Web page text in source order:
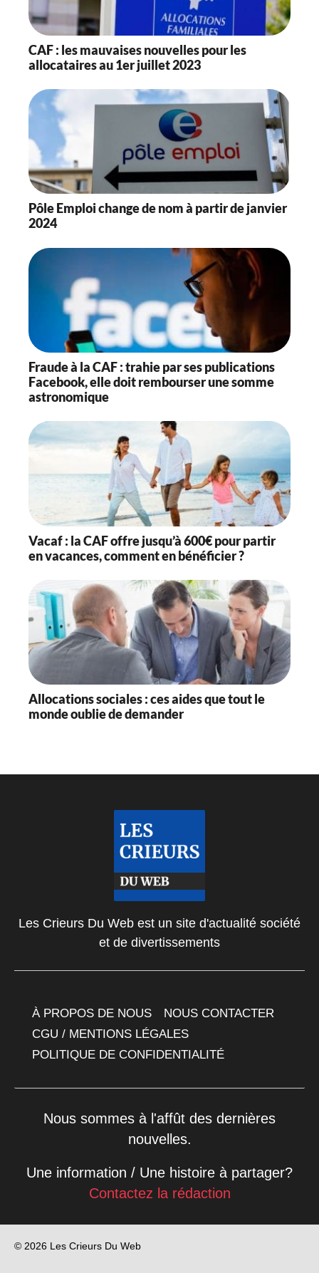
CAF : les mauvaises nouvelles pour les
allocataires au 1er juillet 2023
Pôle Emploi change de nom à partir de janvier
2024
Fraude à la CAF : trahie par ses publications
Facebook, elle doit rembourser une somme
astronomique
Vacaf : la CAF offre jusqu’à 600€ pour partir
en vacances, comment en bénéficier ?
Allocations sociales : ces aides que tout le
monde oublie de demander
Les Crieurs Du Web est un site d'actualité société
et de divertissements
À PROPOS DE NOUS
NOUS CONTACTER
CGU / MENTIONS LÉGALES
POLITIQUE DE CONFIDENTIALITÉ
Nous sommes à l'affût des dernières
nouvelles.
Une information / Une histoire à partager?
Contactez la rédaction
© 2026 Les Crieurs Du Web